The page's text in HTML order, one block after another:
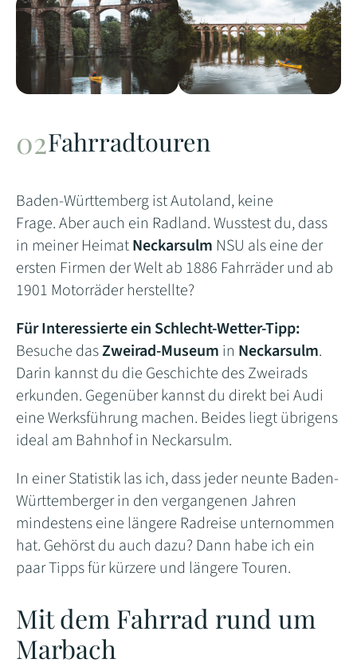
Fahrradtouren
Baden-Württemberg ist Autoland, keine
Frage. Aber auch ein Radland. Wusstest du, dass
in meiner HeimatNeckarsulm NSU als eine der
ersten Firmen der Welt ab 1886 Fahrräder und ab
1901 Motorräder herstellte?
Für Interessierte ein Schlecht-Wetter-Tipp:
Besuche dasZweirad-Museum in Neckarsulm.
Darin kannst du die Geschichte des Zweirads
erkunden. Gegenüber kannst du direkt bei Audi
eine Werksführung machen. Beides liegt übrigens
ideal am Bahnhof in Neckarsulm.
In einer Statistik las ich, dass jeder neunte Baden-
Württemberger in den vergangenen Jahren
mindestens eine längere Radreise unternommen
hat. Gehörst du auch dazu? Dann habe ich ein
paar Tipps für kürzere und längere Touren.
Mit dem Fahrrad rund um
Marbach